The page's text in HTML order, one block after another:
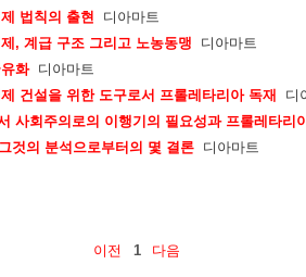
법칙의 출현 디아마트
, 계급 구조 그리고 노농동맹 디아마트
화 디아마트
건설을 위한 도구로서 프롤레타리아 독재 디
사회주의로의 이행기의 필요성과 프롤레타리
것의 분석으로부터의 몇 결론 디아마트
이전 1 다음